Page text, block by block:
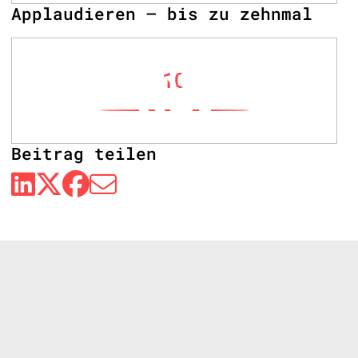
Applaudieren – bis zu zehnmal
10
Beitrag teilen